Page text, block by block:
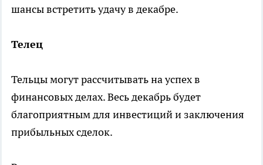
шансы встретить удачу в декабре.
Телец
Тельцы могут рассчитывать на успех в
финансовых делах. Весь декабрь будет
благоприятным для инвестиций и заключения
прибыльных сделок.